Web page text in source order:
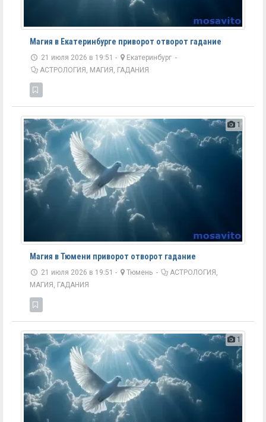
Магия в Екатеринбурге приворот отворот гадание
21 июля 2026 в 19:51 - Екатеринбург -
АСТРОЛОГИЯ, МАГИЯ, ГАДАНИЯ
1
Магия в Тюмени приворот отворот гадание
21 июля 2026 в 19:51 - Тюмень -
АСТРОЛОГИЯ,
МАГИЯ, ГАДАНИЯ
1